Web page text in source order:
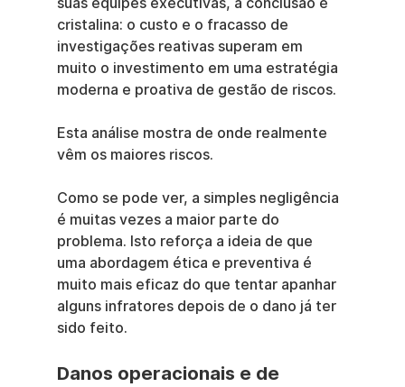
cristalina: o custo e o fracasso de
investigações reativas superam em
muito o investimento em uma estratégia
moderna e proativa de gestão de riscos.
Esta análise mostra de onde realmente
vêm os maiores riscos.
Como se pode ver, a simples negligência
é muitas vezes a maior parte do
problema. Isto reforça a ideia de que
uma abordagem ética e preventiva é
muito mais eficaz do que tentar apanhar
alguns infratores depois de o dano já ter
sido feito.
Danos operacionais e de